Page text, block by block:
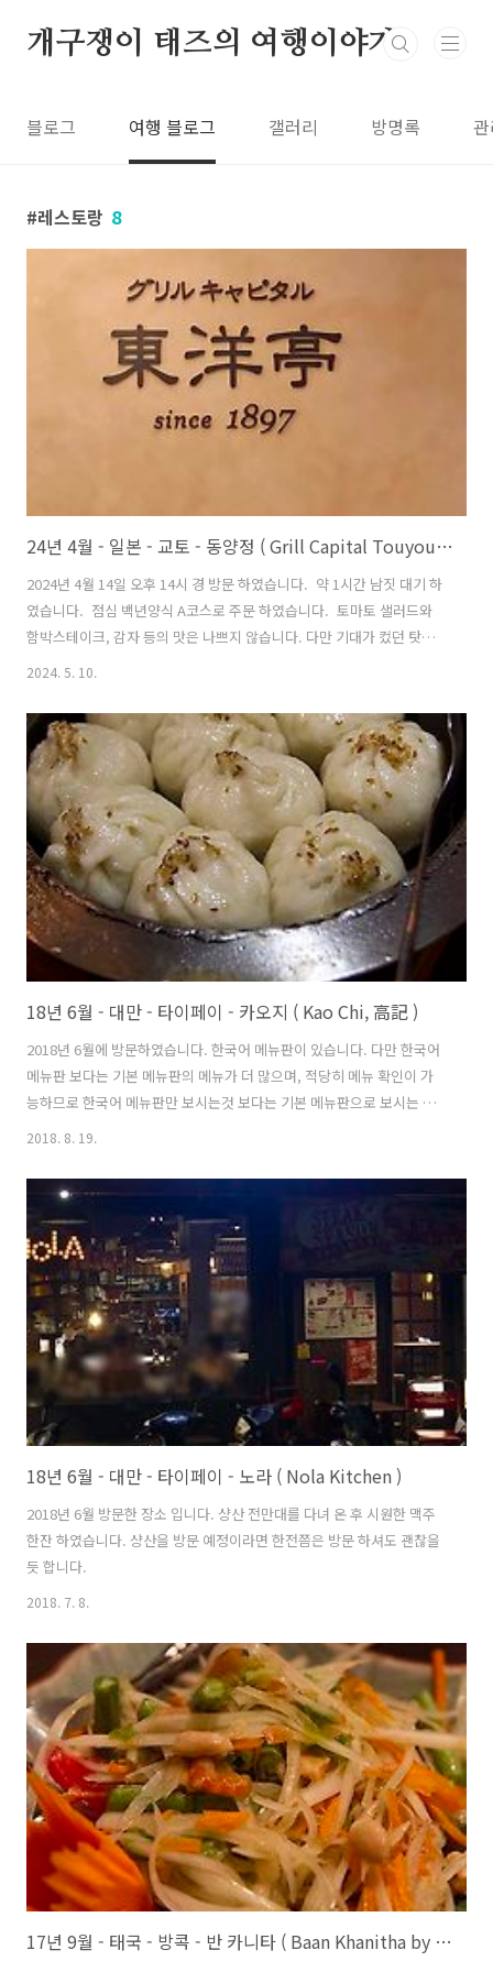
개구쟁이 태즈의 여행이야기
블로그 여행 블로그 갤러리 방명록
레스토랑 8
24년 4월 - 일본 - 교토 - 동양정 ( Grill Capital Touyoutei - グリルキャピタル東洋亭 ) : 교토 타카시야마점
2024년 4월 14일 오후 14시 경 방문 하였습니다. 약 1시간 남짓 대기 하
였습니다. 점심 백년양식 A코스로 주문 하였습니다. 토마토 샐러드와
함박스테이크, 감자 등의 맛은 나쁘지 않습니다. 다만 기대가 컸던 탓인
지 약간은 실망하였습니다. 오픈런 또는 몇시간 씩 기다릴만한 이유는
화점 7층에 있습니다. * 교토 부분의 구글맵에서 한글로 '동양정'을 검
색하시면 "교토역 킨테츠선점"이 많이 보여지나, 가와라마치역으로 가
신다면 바로 역 위 타카시야마 백화점 7층에도 "동양정 타카시야마
점" 매장이 있습니다.
2024. 5. 10.
18년 6월 - 대만 - 타이페이 - 카오지 ( Kao Chi, 高記 )
2018년 6월에 방문하였습니다. 한국어 메뉴판이 있습니다. 다만 한국어
메뉴판 보다는 기본 메뉴판의 메뉴가 더 많으며, 적당히 메뉴 확인이 가
능하므로 한국어 메뉴판만 보시는것 보다는 기본 메뉴판으로 보시는 것
을 추천합니다. 맥주를 여러병 주문시 시간차를 두고 제공해 줍니다. 직
파육은 추천할 맛입니다. 다만 약간 짜거나 느끼할수도 있습니다. 같이
나오는 빵과 같이 드시는 것을 추천 합니다. 구운 만두도 추천 합니다
2018. 8. 19.
18년 6월 - 대만 - 타이페이 - 노라 ( Nola Kitchen )
2018년 6월 방문한 장소 입니다. 샹산 전만대를 다녀 온 후 시원한 맥주
한잔 하였습니다. 샹산을 방문 예정이라면 한전쯤은 방문 하셔도 괜찮을
듯 합니다.
2018. 7. 8.
17년 9월 - 태국 - 방콕 - 반 카니타 ( Baan Khanitha by the River , บ้านขนิษฐา )